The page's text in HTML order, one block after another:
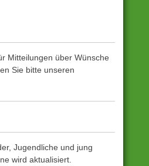
Mitteilungen über Wünsche
Sie bitte unseren
Jugendliche und jung
wird aktualisiert.